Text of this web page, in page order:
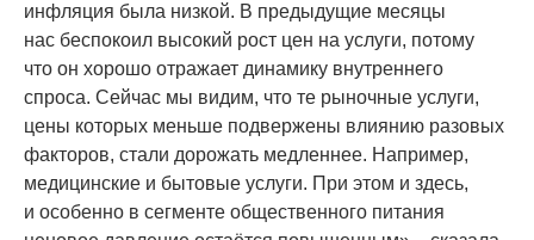
инфляция была низкой. В предыдущие месяцы
нас беспокоил высокий рост цен на услуги, потому
что он хорошо отражает динамику внутреннего
спроса. Сейчас мы видим, что те рыночные услуги,
цены которых меньше подвержены влиянию разовых
факторов, стали дорожать медленнее. Например,
медицинские и бытовые услуги. При этом и здесь,
и особенно в сегменте общественного питания